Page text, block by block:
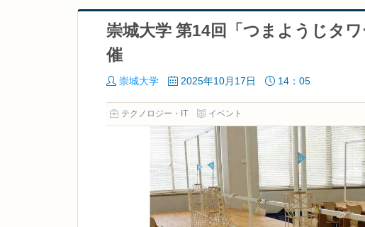
崇城大学 第14回「つまようじタ
催
崇城大学 2025年10月17日 14：05
テクノロジー・IT イベント